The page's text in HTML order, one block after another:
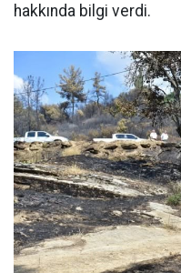
hakkında bilgi verdi.